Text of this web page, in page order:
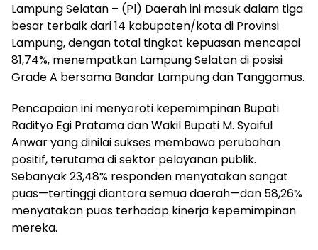
Lampung Selatan – (Pl) Daerah ini masuk dalam tiga
besar terbaik dari 14 kabupaten/kota di Provinsi
Lampung, dengan total tingkat kepuasan mencapai
81,74%, menempatkan Lampung Selatan di posisi
Grade A bersama Bandar Lampung dan Tanggamus.
Pencapaian ini menyoroti kepemimpinan Bupati
Radityo Egi Pratama dan Wakil Bupati M. Syaiful
Anwar yang dinilai sukses membawa perubahan
positif, terutama di sektor pelayanan publik.
Sebanyak 23,48% responden menyatakan sangat
puas—tertinggi diantara semua daerah—dan 58,26%
menyatakan puas terhadap kinerja kepemimpinan
mereka.